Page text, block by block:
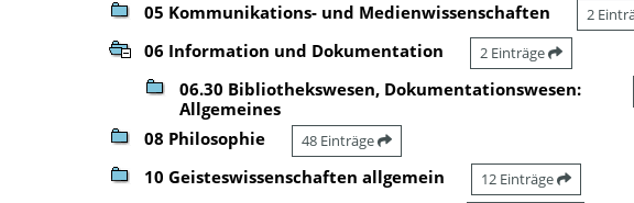
05 Kommunikations- und Medienwissenschaften
2
06 Information und Dokumentation 2 Einträge
06.30 Bibliothekswesen, Dokumentationswesen:
Allgemeines
08 Philosophie 48 Einträge
10 Geisteswissenschaften allgemein 12 Einträge